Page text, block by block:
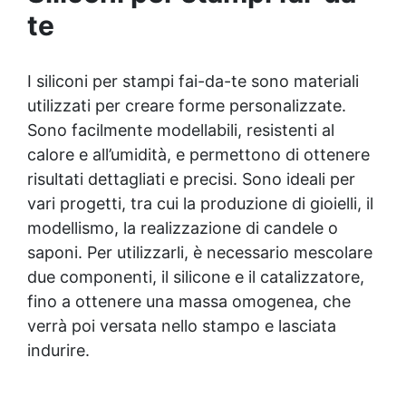
Catalisi completa dopo 24h Catalisi in film
in commercio. Resina trasparente per la
creazione di bijoux e molto altro colandola in
stampini di silicone! RESINA POLIURETANICA
BIANCA DA COLATA – bi-componente – GR
1000 – A + B Resina poliuretanica
iWhite altamente fluido e con alta durezza,
per la creazioni hobbistiche e la
prototipazione rapida nel settore del
modellismo. L’alta velocita di catalisi (30
minuti) perfette ri-produrre velocemente e
in maniera perfetta , oggetti di tutte le
dimensioni. La resina, allo stato liquido è
facilmente colorabile con qualsiasi pasta
colorante compatibile. Inoltre una volta
indurita è colorabile con colori acrilici. Da
usare sotto la diretta sorveglianza di un
direttamente a casa tua.
te
I siliconi per stampi fai-da-te sono materiali
utilizzati per creare forme personalizzate.
Sono facilmente modellabili, resistenti al
calore e all’umidità, e permettono di ottenere
risultati dettagliati e precisi. Sono ideali per
vari progetti, tra cui la produzione di gioielli, il
modellismo, la realizzazione di candele o
saponi. Per utilizzarli, è necessario mescolare
due componenti, il silicone e il catalizzatore,
fino a ottenere una massa omogenea, che
verrà poi versata nello stampo e lasciata
indurire.